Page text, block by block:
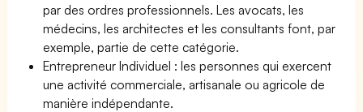
par des ordres professionnels. Les avocats, les
médecins, les architectes et les consultants font, par
exemple, partie de cette catégorie.
Entrepreneur Individuel : les personnes qui exercent
une activité commerciale, artisanale ou agricole de
manière indépendante.